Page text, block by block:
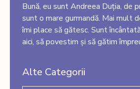
Bună, eu sunt Andreea Duția, de
sunt o mare gurmandă. Mai mult
îmi place să gătesc. Sunt
aici, să povestim și să gătim
Alte Categorii